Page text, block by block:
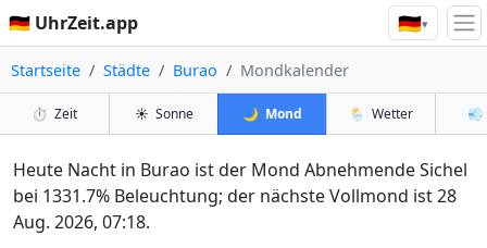
🇩🇪 UhrZeit.app 🇩🇪▾
Startseite Städte Burao Mondkalender
⏱️ Zeit ☀️ Sonne 🌙 Mond 🌦️ Wetter 💨
Heute Nacht in Burao ist der Mond Abnehmende Sichel
bei 1331.7% Beleuchtung; der nächste Vollmond ist 28
Aug. 2026, 07:18.